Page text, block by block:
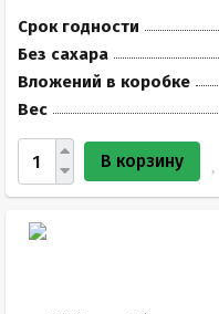
Срок годности
Без сахара
Вложений в коробке
Вес
В корзину